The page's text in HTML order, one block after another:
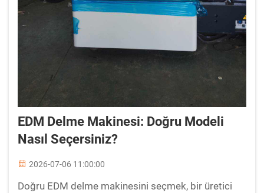
EDM Delme Makinesi: Doğru Modeli
Nasıl Seçersiniz?
2026-07-06 11:00:00
Doğru EDM delme makinesini seçmek, bir üretici